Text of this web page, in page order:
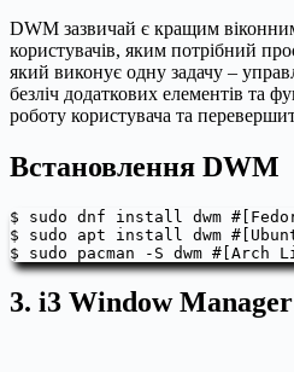
DWM зазвичай є кращим
користувачів, яким потрібний
який виконує одну задачу –
безліч додаткових елементів та
роботу користувача та
Встановлення DWM
$ sudo dnf install dwm
$ sudo apt install dwm
$ sudo pacman -S dwm #[Arch
3. i3 Window Manager